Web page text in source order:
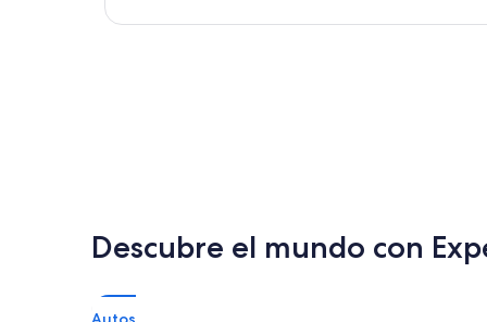
Descubre el mundo con